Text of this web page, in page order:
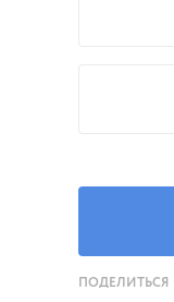
ПОДЕЛИТЬСЯ